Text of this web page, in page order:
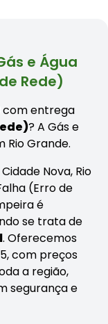
e Água
Rede)
com entrega
? A Gás e
Rio Grande.
Nova, Rio
(Erro de
é
se trata de
. Oferecemos
com preços
a região,
segurança e